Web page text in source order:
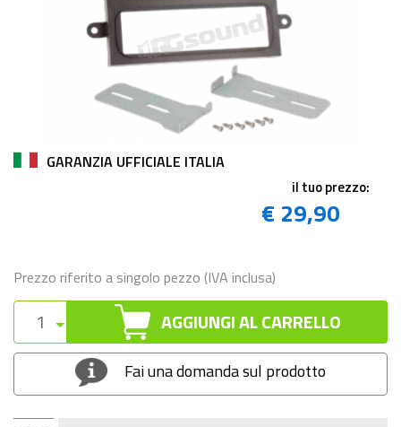
GARANZIA UFFICIALE ITALIA
il tuo prezzo:
€ 29,90
Prezzo riferito a singolo pezzo (IVA inclusa)
AGGIUNGI AL CARRELLO
Fai una domanda sul prodotto